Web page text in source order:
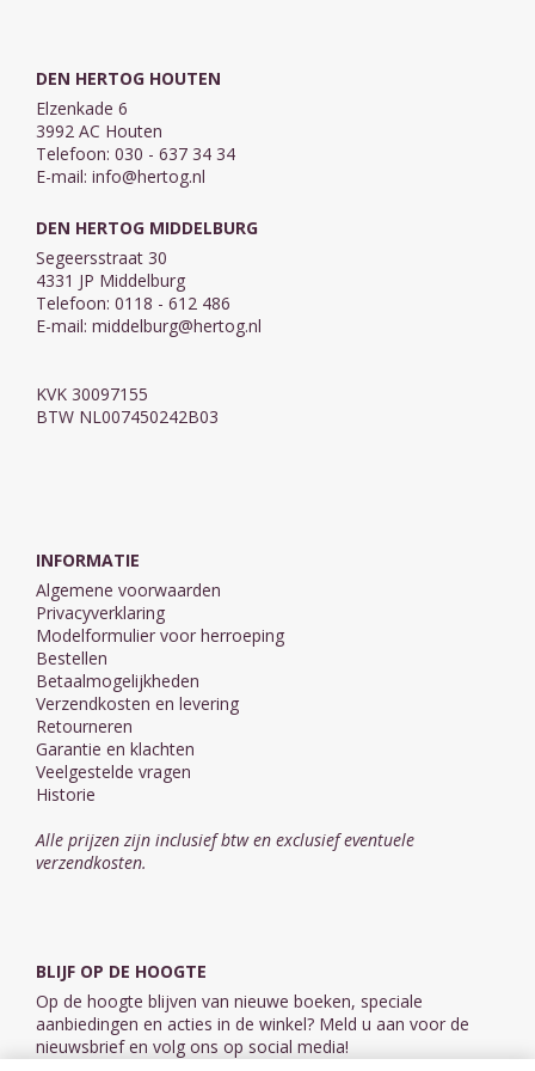
DEN HERTOG HOUTEN
Elzenkade 6
3992 AC Houten
Telefoon: 030 - 637 34 34
E-mail: info@hertog.nl
DEN HERTOG MIDDELBURG
Segeersstraat 30
4331 JP Middelburg
Telefoon: 0118 - 612 486
E-mail: middelburg@hertog.nl
KVK 30097155
BTW NL007450242B03
INFORMATIE
Algemene voorwaarden
Privacyverklaring
Modelformulier voor herroeping
Bestellen
Betaalmogelijkheden
Verzendkosten en levering
Retourneren
Garantie en klachten
Veelgestelde vragen
Historie
Alle prijzen zijn inclusief btw en exclusief eventuele
verzendkosten.
BLIJF OP DE HOOGTE
Op de hoogte blijven van nieuwe boeken, speciale
aanbiedingen en acties in de winkel? Meld u aan voor de
nieuwsbrief en volg ons op social media!